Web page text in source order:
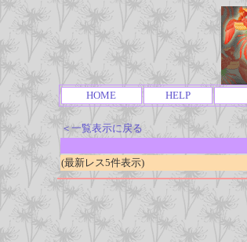
HOME HELP
＜一覧表示に戻る
(最新レス5件表示)